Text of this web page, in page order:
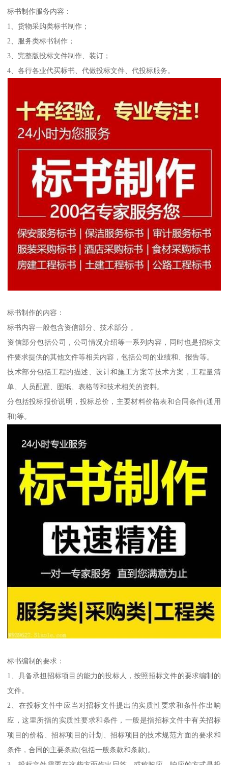
标书制作服务内容：
1、货物采购类标书制作；
2、服务类标书制作；
3、完整版投标文件制作、装订；
4、各行各业代买标书、代做投标文件、代投标服务。
标书制作的内容：
标书内容一般包含资信部分、技术部分 。
资信部分包括公司，公司情况介绍等一系列内容，同时也是招标文
件要求提供的其他文件等相关内容，包括公司的业绩和、报告等。
技术部分包括工程的描述、设计和施工方案等技术方案，工程量清
单、人员配置、图纸、表格等和技术相关的资料。
分包括投标报价说明，投标总价，主要材料价格表和合同条件(通用
和)等。
标书编制的要求：
1、具备承担招标项目的能力的投标人，按照招标文件的要求编制的
文件。
2、在投标文件中应当对招标文件提出的实质性要求和条件作出响
应，这里所指的实质性要求和条件，一般是指招标文件中有关招标
项目的价格、招标项目的计划、招标项目的技术规范方面的要求和
条件，合同的主要条款(包括一般条款和条款)。